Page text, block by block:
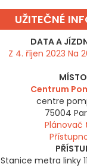
UŽITEČNÉ
DATA A
Z 4. říjen 2023 Na
MÍSTO
Centrum
centre
75004
Plánovač
Stanice metra linky